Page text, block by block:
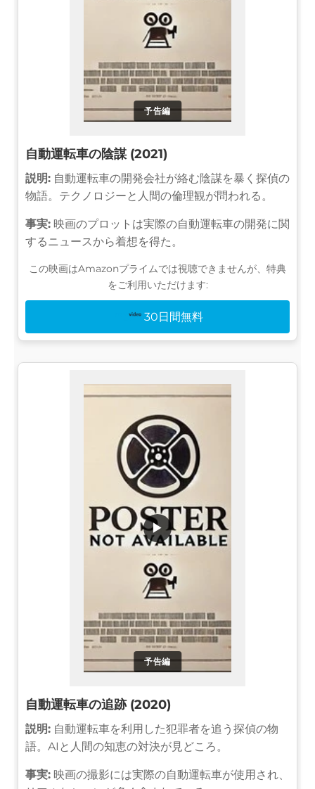
予告編
自動運転車の陰謀 (2021)
説明: 自動運転車の開発会社が絡む陰謀を暴く探偵の
物語。テクノロジーと人間の倫理観が問われる。
事実: 映画のプロットは実際の自動運転車の開発に関
するニュースから着想を得た。
この映画はAmazonプライムでは視聴できませんが、特典
をご利用いただけます:
30日間無料
予告編
▶
自動運転車の追跡 (2020)
説明: 自動運転車を利用した犯罪者を追う探偵の物
語。AIと人間の知恵の対決が見どころ。
事実: 映画の撮影には実際の自動運転車が使用され、